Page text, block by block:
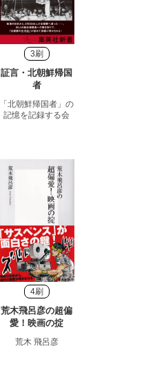
3刷
証言・北朝鮮帰国
者
「北朝鮮帰国者」の
記憶を記録する会
4刷
荒木飛呂彦の超偏
愛！映画の掟
荒木 飛呂彦